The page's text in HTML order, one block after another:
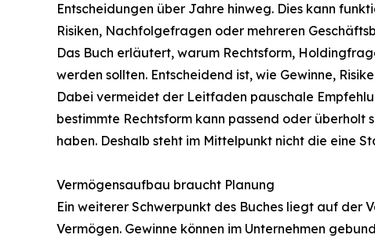
Entscheidungen über Jahre hinweg. Dies kann
Risiken, Nachfolgefragen oder mehreren
Das Buch erläutert, warum Rechtsform,
werden sollten. Entscheidend ist, wie Gewinne,
Dabei vermeidet der Leitfaden pauschale
bestimmte Rechtsform kann passend oder überholt
haben. Deshalb steht im Mittelpunkt nicht die eine
Vermögensaufbau braucht Planung
Ein weiterer Schwerpunkt des Buches liegt auf der
Vermögen. Gewinne können im Unternehmen